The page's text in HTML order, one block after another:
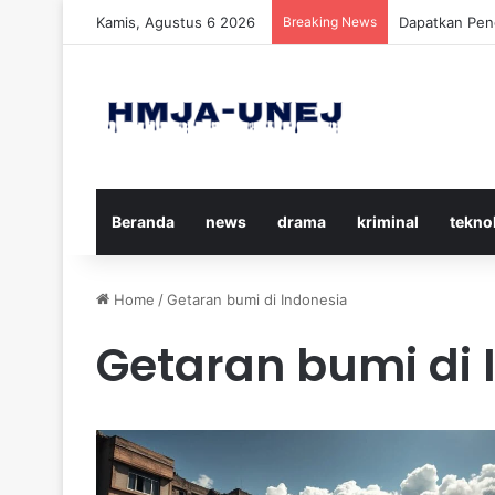
Kamis, Agustus 6 2026 Breaking News Cara Efektif
Beranda news drama kriminal
Home /Getaran bumi di Indonesia
Getaran bumi di